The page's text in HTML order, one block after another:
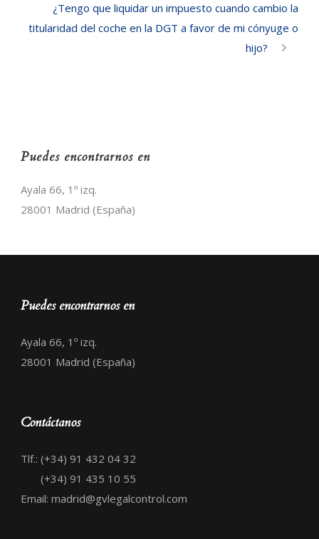
¿Tengo que liquidar un impuesto cuando cambio la
titularidad del coche en la DGT a favor de mi cónyuge o
hijo?
Puedes encontrarnos en
Ayala 66, 1º izq.
28001 Madrid (España)
Puedes encontrarnos en
Ayala 66, 1º izq.
28001 Madrid (España)
Contáctanos
Tlf.: (+34) 91 432 04 32
(+34) 91 435 10 55
Email: madrid@gvlegalcontrol.com